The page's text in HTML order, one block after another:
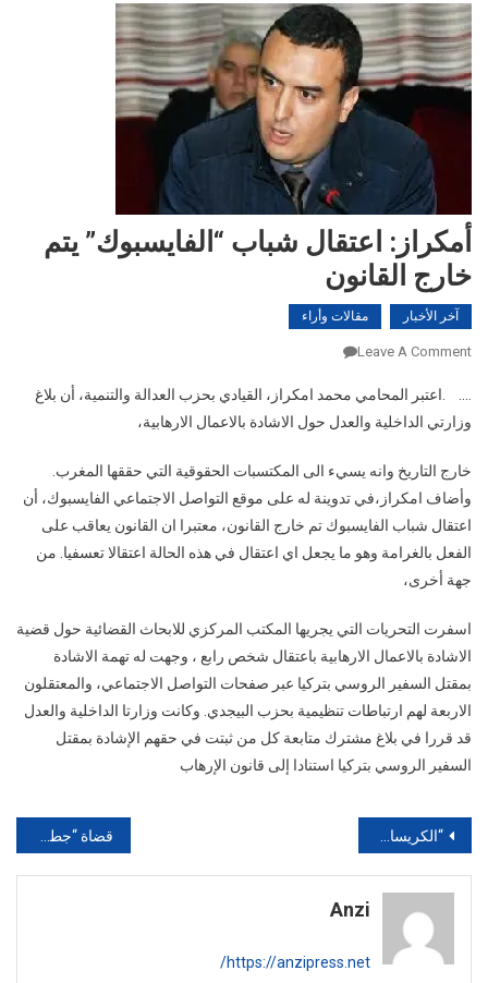
أمكراز: اعتقال شباب “الفايسبوك” يتم
خارج القانون
آخر الأخبار مقالات وأراء
Leave A Comment
اعتقال
شباب
يتم
خارج
القانون
…. .اعتبر المحامي محمد امكراز، القيادي بحزب العدالة والتنمية، أن بلاغ
وزارتي الداخلية والعدل حول الاشادة بالاعمال الارهابية،
خارج التاريخ وانه يسيء الى المكتسبات الحقوقية التي حققها المغرب.
وأضاف امكراز،في تدوينة له على موقع التواصل الاجتماعي الفايسبوك، أن
اعتقال شباب الفايسبوك تم خارج القانون، معتبرا ان القانون يعاقب على
الفعل بالغرامة وهو ما يجعل اي اعتقال في هذه الحالة اعتقالا تعسفيا. من
جهة أخرى،
اسفرت التحريات التي يجريها المكتب المركزي للابحاث القضائية حول قضية
الاشادة بالاعمال الارهابية باعتقال شخص رابع ، وجهت له تهمة الاشادة
بمقتل السفير الروسي بتركيا عبر صفحات التواصل الاجتماعي، والمعتقلون
الاربعة لهم ارتباطات تنظيمية بحزب البيجدي. وكانت وزارتا الداخلية والعدل
قد قررا في بلاغ مشترك متابعة كل من ثبتت في حقهم الإشادة بمقتل
السفير الروسي بتركيا استنادا إلى قانون الإرهاب
تصفّح
المقالات
“الكريساج” يقود فتاة إلى الاعتقال بمدينة الدشيرة وهذا ماعثر بحوزتها
Anzi
https://anzipress.net/